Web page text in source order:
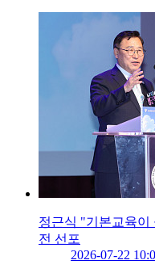
정근식 "기본교육이
전 선포
2026-07-22